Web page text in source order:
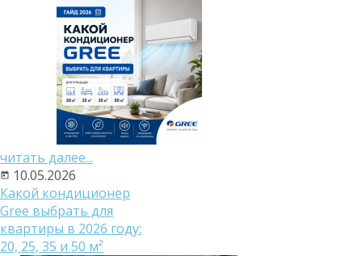
читать далее...
10.05.2026
Какой кондиционер
Gree выбрать для
квартиры в 2026 году:
20, 25, 35 и 50 м²